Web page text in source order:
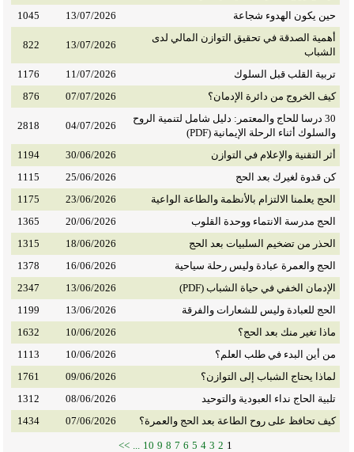
حين يكون الهدوء شجاعة
13/07/2026
1045
أهمية الصدقة في تحقيق التوازن المالي لدى
الشباب
13/07/2026
822
تربية القلب قبل السلوك 11/07/2026
1176
كيف الخروج من دائرة الإدمان؟
07/07/2026
876
30 درسا للحاج والمعتمر: دليل شامل لتنمية الروح
والسلوك أثناء الرحلة الإيمانية (PDF)
04/07/2026
2818
أثر التقنية والإعلام في التوازن 30/06/2026
1194
كن قدوة لغيرك بعد الحج
25/06/2026
1115
الحج يعلمنا الالتزام بالأنظمة والطاعة الواعية
23/06/2026
1175
الحج مدرسة الانتماء ووحدة القلوب
20/06/2026
1365
الحذر من تضخيم السلبيات بعد الحج
18/06/2026
1315
الحج والعمرة عبادة وليس رحلة سياحية
16/06/2026
1378
الإدمان الخفي في حياة الشباب (PDF)
13/06/2026
2347
الحج للعبادة وليس للشعارات والفرقة
13/06/2026
1199
ماذا تغير منك بعد الحج؟
10/06/2026
1632
من أين البدء في طلب العلم؟
10/06/2026
1113
لماذا يحتاج الشباب إلى التوازن؟
09/06/2026
1761
تلبية الحاج نداء العبودية والتوحيد
08/06/2026
1312
كيف تحافظ على روح الطاعة بعد الحج والعمرة؟
07/06/2026
1434
1
2
3
4
5
6
7
8
9
10
...
>>